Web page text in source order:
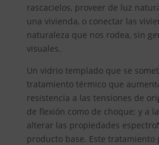
rascacielos, proveer de luz
una vivienda, o conectar las
naturaleza que nos rodea, sin
visuales.
Un vidrio templado que se
tratamiento térmico que
resistencia a las tensiones de
de flexión como de choque; y a
alterar las propiedades
producto base. Este tratamiento